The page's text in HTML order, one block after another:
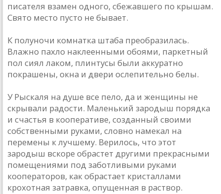
писателя взамен одного, сбежавшего по крышам.
Свято место пусто не бывает.
К полуночи комнатка штаба преобразилась.
Влажно пахло наклеенными обоями, паркетный
пол сиял лаком, плинтусы были аккуратно
покрашены, окна и двери ослепительно белы.
У Рыскаля на душе все пело, да и женщины не
скрывали радости. Маленький зародыш порядка
и счастья в кооперативе, созданный своими
собственными руками, словно намекал на
перемены к лучшему. Верилось, что этот
зародыш вскоре обрастет другими прекрасными
помещениями под заботливыми руками
кооператоров, как обрастает кристаллами
крохотная затравка, опущенная в раствор.